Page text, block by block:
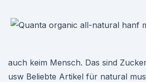
auch keim Mensch. Das sind
usw Beliebte Artikel für natural